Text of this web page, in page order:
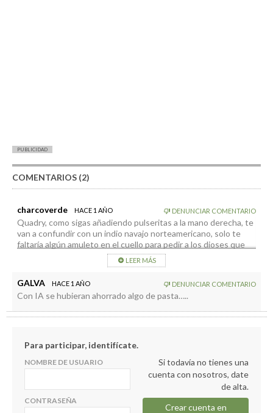
PUBLICIDAD
COMENTARIOS (2)
charcoverde HACE 1 AÑO DENUNCIAR COMENTARIO
Quadry, como sigas añadiendo pulseritas a la mano derecha, te
van a confundir con un indio navajo norteamericano, solo te
faltaría algún amuleto en el cuello para pedir a los dioses que
sigas ganando las elecciones.
Representas el ala esotérica de la gaviota PePera.
LEER MÁS
GALVA HACE 1 AÑO DENUNCIAR COMENTARIO
Con IA se hubieran ahorrado algo de pasta…..
Para participar, identifícate.
NOMBRE DE USUARIO
CONTRASEÑA
Si todavía no tienes una
cuenta con nosotros, date
de alta.
Crear cuenta en